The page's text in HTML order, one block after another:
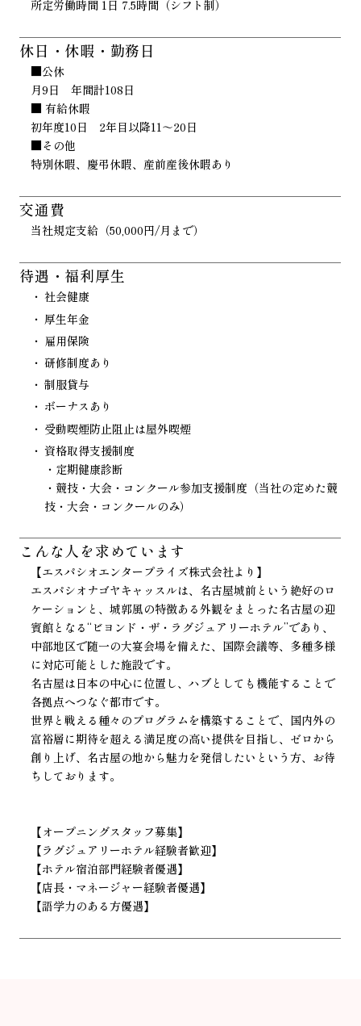
所定労働時間 1日 7.5時間（シフト制）
休日・休暇・勤務日
■公休
月9日 年間計108日
■ 有給休暇
初年度10日 2年目以降11～20日
■その他
特別休暇、慶弔休暇、産前産後休暇あり
交通費
当社規定支給（50,000円/月まで）
待遇・福利厚生
社会健康
厚生年金
雇用保険
研修制度あり
制服貸与
ボーナスあり
受動喫煙防止阻止は屋外喫煙
資格取得支援制度
・定期健康診断
・競技・大会・コンクール参加支援制度（当社の定めた競
技・大会・コンクールのみ）
こんな人を求めています
【エスパシオエンタープライズ株式会社より】
エスパシオナゴヤキャッスルは、名古屋城前という絶好のロ
ケーションと、城郭風の特徴ある外観をまとった名古屋の迎
賓館となる“ビヨンド・ザ・ラグジュアリーホテル”であり、
中部地区で随一の大宴会場を備えた、国際会議等、多種多様
に対応可能とした施設です。
名古屋は日本の中心に位置し、ハブとしても機能することで
各拠点へつなぐ都市です。
世界と戦える種々のプログラムを構築することで、国内外の
富裕層に期待を超える満足度の高い提供を目指し、ゼロから
創り上げ、名古屋の地から魅力を発信したいという方、お待
ちしております。
【オープニングスタッフ募集】
【ラグジュアリーホテル経験者歓迎】
【ホテル宿泊部門経験者優遇】
【店長・マネージャー経験者優遇】
【語学力のある方優遇】